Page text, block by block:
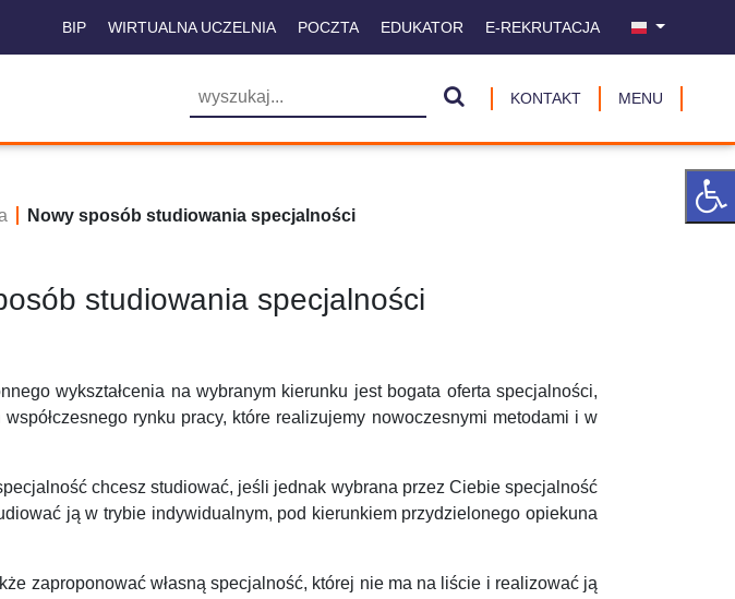
BIP WIRTUALNA UCZELNIA POCZTA EDUKATOR E-REKRUTACJA
KONTAKT MENU
Nowy sposób studiowania specjalności
studiowania specjalności
wykształcenia na wybranym kierunku jest bogata oferta specjalności,
rynku pracy, które realizujemy nowoczesnymi metodami i w
chcesz studiować, jeśli jednak wybrana przez Ciebie specjalność
ją w trybie indywidualnym, pod kierunkiem przydzielonego opiekuna
zaproponować własną specjalność, której nie ma na liście i realizować ją